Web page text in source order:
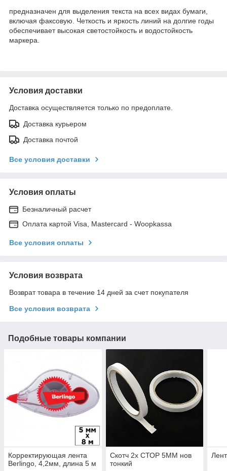
предназначен для выделения текста на всех видах бумаги,
включая факсовую. Четкость и яркость линий на долгие годы
обеспечивает высокая светостойкость и водостойкость
маркера.
Условия доставки
Доставка осуществляется только по предоплате.
Доставка курьером
Доставка почтой
Все условия доставки
Условия оплаты
Безналичный расчет
Оплата картой Visa, Mastercard - Woopkassa
Все условия оплаты
Условия возврата
Возврат товара в течение 14 дней за счет покупателя
Все условия возврата
Подобные товары компании
Корректирующая лента
Berlingo, 4,2мм, длина 5 м
Скотч 2х СТОР 5ММ нов
тонкий